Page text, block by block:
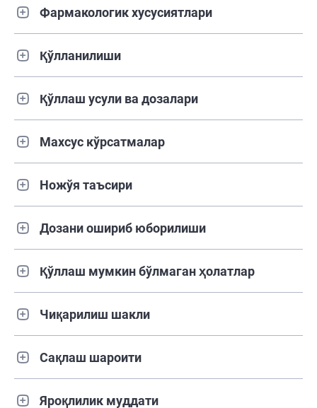
Фармакологик хусусиятлари
Қўлланилиши
Қўллаш усули ва дозалари
Махсус кўрсатмалар
Ножўя таъсири
Дозани ошириб юборилиши
Қўллаш мумкин бўлмаган ҳолатлар
Чиқарилиш шакли
Сақлаш шароити
Яроқлилик муддати